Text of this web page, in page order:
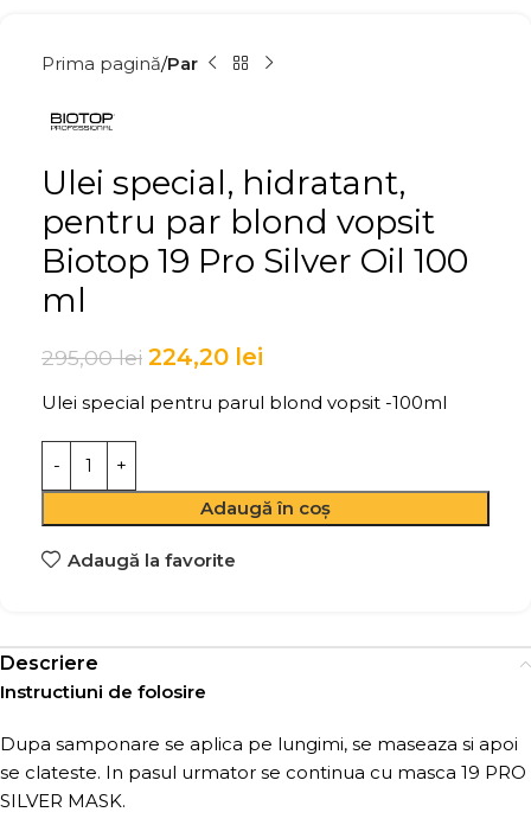
Prima pagină Par
Ulei special, hidratant,
pentru par blond vopsit
Biotop 19 Pro Silver Oil 100
ml
295,00lei 224,20 lei
Ulei special pentru parul blond vopsit -100ml
Adaugă în coș
Adaugă la favorite
Descriere
Instructiuni de folosire
Dupa samponare se aplica pe lungimi, se maseaza si apoi
se clateste. In pasul urmator se continua cu masca 19 PRO
SILVER MASK.